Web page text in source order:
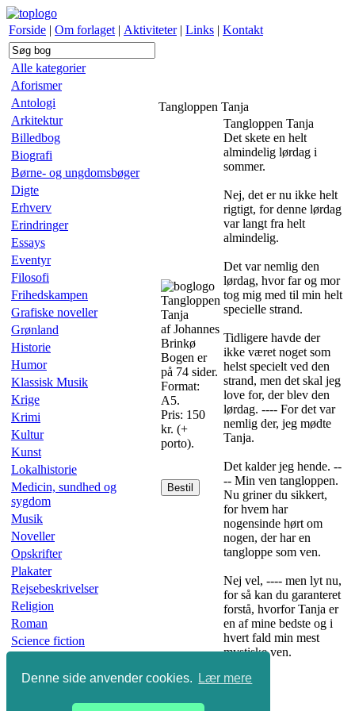
Denne side anvender cookies. Lær mere
Forside | Om forlaget | Aktiviteter | Links | Kontakt
Alle kategorier
Aforismer
Antologi
Arkitektur
Billedbog
Biografi
Børne- og ungdomsbøger
Digte
Erhverv
Erindringer
Essays
Eventyr
Filosofi
Frihedskampen
Grafiske noveller
Grønland
Historie
Humor
Klassisk Musik
Krige
Krimi
Kultur
Kunst
Lokalhistorie
Medicin, sundhed og
sygdom
Musik
Noveller
Opskrifter
Plakater
Rejsebeskrivelser
Religion
Roman
Science fiction
Slægtsbøger
Tangloppen Tanja
Tangloppen
Tanja
af Johannes
Brinkø
Bogen er
på 74 sider.
Format:
A5.
Pris: 150
kr. (+
porto).
Bestil
Tangloppen Tanja
Det skete en helt
almindelig lørdag i
sommer.
Nej, det er nu ikke helt
rigtigt, for denne lørdag
var langt fra helt
almindelig.
Det var nemlig den
lørdag, hvor far og mor
tog mig med til min helt
specielle strand.
Tidligere havde der
ikke været noget som
helst specielt ved den
strand, men det skal jeg
love for, der blev den
lørdag. ---- For det var
nemlig der, jeg mødte
Tanja.
Det kalder jeg hende. --
-- Min ven tangloppen.
Nu griner du sikkert,
for hvem har
nogensinde hørt om
nogen, der har en
tangloppe som ven.
Nej vel, ---- men lyt nu,
for så kan du garanteret
forstå, hvorfor Tanja er
en af mine bedste og i
hvert fald min mest
mystiske ven.